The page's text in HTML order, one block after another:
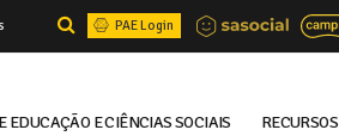
PAE Login
EDUCAÇÃO E CIÊNCIAS SOCIAIS RECURSOS